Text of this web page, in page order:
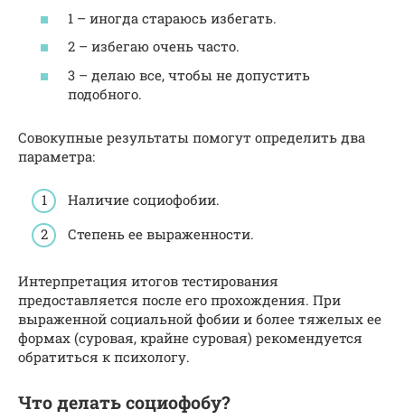
1 – иногда стараюсь избегать.
2 – избегаю очень часто.
3 – делаю все, чтобы не допустить
подобного.
Совокупные результаты помогут определить два
параметра:
Наличие социофобии.
Степень ее выраженности.
Интерпретация итогов тестирования
предоставляется после его прохождения. При
выраженной социальной фобии и более тяжелых ее
формах (суровая, крайне суровая) рекомендуется
обратиться к психологу.
Что делать социофобу?